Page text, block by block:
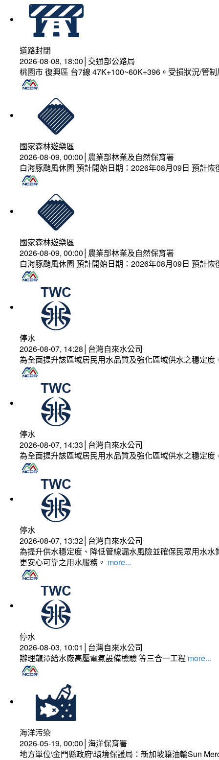
道路封閉
2026-08-08, 18:00│交通部公路局
桃園市 復興區 台7線 47K+100~60K+396。受損狀況/管
國家森林遊樂區
2026-08-09, 00:00│農業部林業及自然保育署
白海豚颱風休園 預計開始日期：2026年08月09日 預計
國家森林遊樂區
2026-08-09, 00:00│農業部林業及自然保育署
白海豚颱風休園 預計開始日期：2026年08月09日 預計
停水
2026-08-07, 14:28│台灣自來水公司
為全面提升該區域居民用水品質及強化區域供水之穩定
停水
2026-08-07, 14:33│台灣自來水公司
為全面提升該區域居民用水品質及強化區域供水之穩定
停水
2026-08-07, 13:32│台灣自來水公司
為提升供水穩定度、降低管線漏水風險並確保民眾用水
更安心可靠之用水服務。 more...
停水
2026-08-03, 10:01│台灣自來水公司
辦理龍潭給水廠高壓電氣設備檢驗 等三合一工程 more...
海洋污染
2026-05-19, 00:00│海洋保育署
地方單位\金門縣政府\環境保護局：新加坡籍油輪Sun